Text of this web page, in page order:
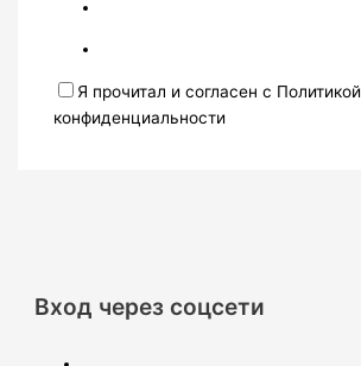
Я прочитал и согласен с Политикой
конфиденциальности
Вход через соцсети